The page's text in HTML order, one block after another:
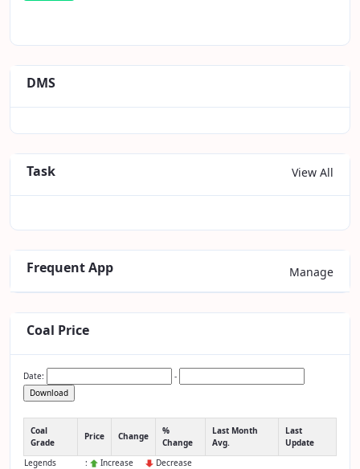
DMS
Task View All
Frequent App Manage
Coal Price
Date:
-
Download
Coal
Grade
Price Change
%
Change
Last Month
Avg.
Last
Update
Legends
: Increase
Decrease